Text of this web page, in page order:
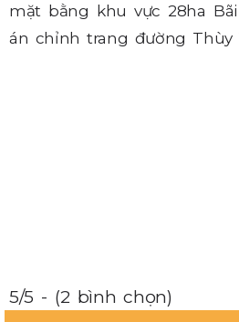
mặt bằng khu vực 28ha
án chỉnh trang đường Thùy
5/5 - (2 bình chọn)